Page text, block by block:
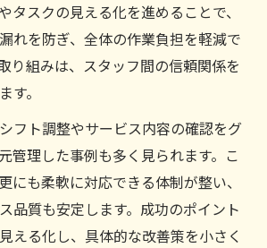
タスクの見える化を進めることで、
れを防ぎ、全体の作業負担を軽減で
り組みは、スタッフ間の信頼関係を
す。
フト調整やサービス内容の確認をグ
管理した事例も多く見られます。こ
にも柔軟に対応できる体制が整い、
品質も安定します。成功のポイント
える化し、具体的な改善策を小さく